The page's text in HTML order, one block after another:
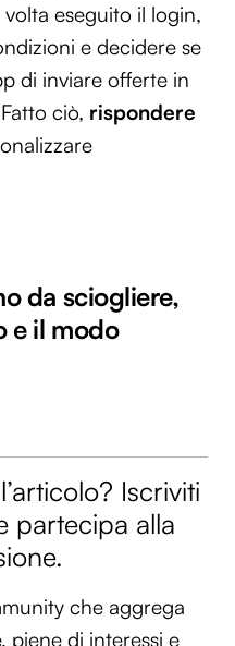
eseguito il login,
e decidere se
di inviare offerte in
ciò, rispondere
da sciogliere,
e il modo
Iscriviti
partecipa alla
che aggrega
piene di interessi e